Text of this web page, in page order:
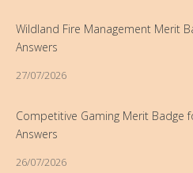
Wildland Fire Management Merit
Answers
27/07/2026
Competitive Gaming Merit Badge
Answers
26/07/2026